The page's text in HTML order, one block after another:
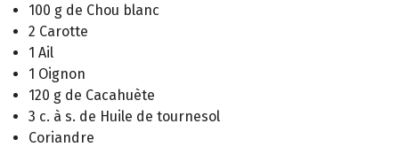
100 g de Chou blanc
2 Carotte
1 Ail
1 Oignon
120 g de Cacahuète
3 c. à s. de Huile de tournesol
Coriandre